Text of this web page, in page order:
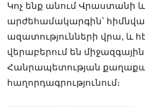
Կոչ ենք անում Վրաստանի
արժեհամակարգին՝
ազատությունների վրա, և
վերաբերում են
Հանրապետության
հաղորդագրությունում։